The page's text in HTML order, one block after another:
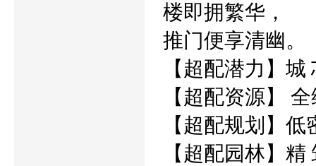
楼即拥繁华，
推门便享清幽。
【超配潜力】
【超配资源】
【超配规划】
【超配园林】